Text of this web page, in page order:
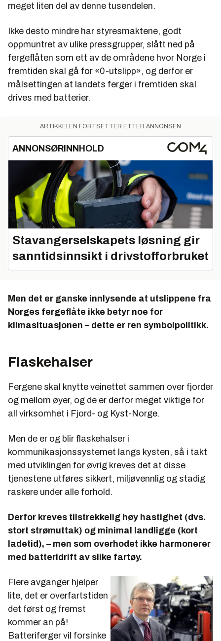
meget liten del av denne tusendelen.
Ikke desto mindre har styresmaktene, godt
oppmuntret av ulike pressgrupper, slått ned på
fergeflåten som ett av de områdene hvor Norge i
fremtiden skal gå for «0-utslipp», og derfor er
målsettingen at landets ferger i fremtiden skal
drives med batterier.
ARTIKKELEN FORTSETTER ETTER ANNONSEN
ANNONSØRINNHOLD
Stavangerselskapets løsning gir
sanntidsinnsikt i drivstofforbruket
Men det er ganske innlysende at utslippene fra
Norges fergeflåte ikke betyr noe for
klimasituasjonen – dette er ren symbolpolitikk.
Flaskehalser
Fergene skal knytte veinettet sammen over fjorder
og mellom øyer, og de er derfor meget viktige for
all virksomhet i Fjord- og Kyst-Norge.
Men de er og blir flaskehalser i
kommunikasjonssystemet langs kysten, så i takt
med utviklingen for øvrig kreves det at disse
tjenestene utføres sikkert, miljøvennlig og stadig
raskere under alle forhold.
Derfor kreves tilstrekkelig høy hastighet (dvs.
stort strømuttak) og minimal landligge (kort
ladetid), – men som overhodet ikke harmonerer
med batteridrift av slike fartøy.
Flere avganger hjelper
lite, det er overfartstiden
det først og fremst
kommer an på!
Batteriferger vil forsinke